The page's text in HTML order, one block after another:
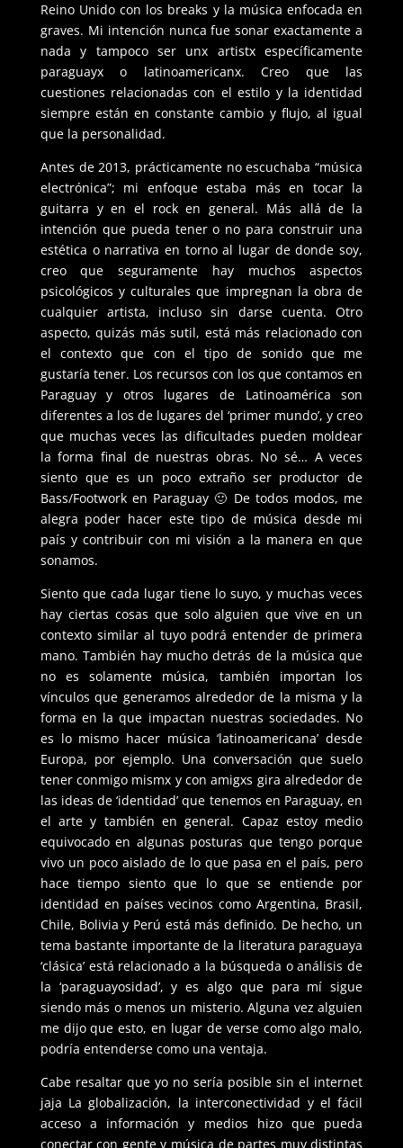
Reino Unido con los breaks y la música enfocada en
graves. Mi intención nunca fue sonar exactamente a
nada y tampoco ser unx artistx específicamente
paraguayx o latinoamericanx. Creo que las
cuestiones relacionadas con el estilo y la identidad
siempre están en constante cambio y flujo, al igual
que la personalidad.
Antes de 2013, prácticamente no escuchaba “música
electrónica”; mi enfoque estaba más en tocar la
guitarra y en el rock en general. Más allá de la
intención que pueda tener o no para construir una
estética o narrativa en torno al lugar de donde soy,
creo que seguramente hay muchos aspectos
psicológicos y culturales que impregnan la obra de
cualquier artista, incluso sin darse cuenta. Otro
aspecto, quizás más sutil, está más relacionado con
el contexto que con el tipo de sonido que me
gustaría tener. Los recursos con los que contamos en
Paraguay y otros lugares de Latinoamérica son
diferentes a los de lugares del ‘primer mundo’, y creo
que muchas veces las dificultades pueden moldear
la forma final de nuestras obras. No sé… A veces
siento que es un poco extraño ser productor de
Bass/Footwork en Paraguay 🙂 De todos modos, me
alegra poder hacer este tipo de música desde mi
país y contribuir con mi visión a la manera en que
sonamos.
Siento que cada lugar tiene lo suyo, y muchas veces
hay ciertas cosas que solo alguien que vive en un
contexto similar al tuyo podrá entender de primera
mano. También hay mucho detrás de la música que
no es solamente música, también importan los
vínculos que generamos alrededor de la misma y la
forma en la que impactan nuestras sociedades. No
es lo mismo hacer música ‘latinoamericana’ desde
Europa, por ejemplo. Una conversación que suelo
tener conmigo mismx y con amigxs gira alrededor de
las ideas de ‘identidad’ que tenemos en Paraguay, en
el arte y también en general. Capaz estoy medio
equivocado en algunas posturas que tengo porque
vivo un poco aislado de lo que pasa en el país, pero
hace tiempo siento que lo que se entiende por
identidad en países vecinos como Argentina, Brasil,
Chile, Bolivia y Perú está más definido. De hecho, un
tema bastante importante de la literatura paraguaya
‘clásica’ está relacionado a la búsqueda o análisis de
la ‘paraguayosidad’, y es algo que para mí sigue
siendo más o menos un misterio. Alguna vez alguien
me dijo que esto, en lugar de verse como algo malo,
podría entenderse como una ventaja.
Cabe resaltar que yo no sería posible sin el internet
jaja La globalización, la interconectividad y el fácil
acceso a información y medios hizo que pueda
conectar con gente y música de partes muy distintas